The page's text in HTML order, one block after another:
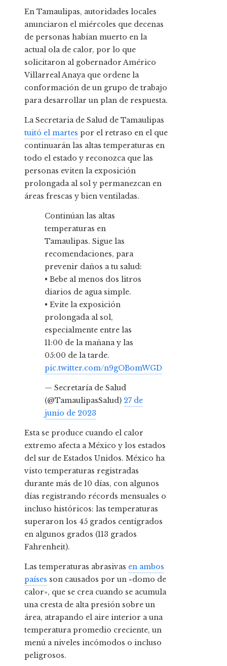
En Tamaulipas, autoridades locales
anunciaron el miércoles que decenas
de personas habían muerto en la
actual ola de calor, por lo que
solicitaron al gobernador Américo
Villarreal Anaya que ordene la
conformación de un grupo de trabajo
para desarrollar un plan de respuesta.
La Secretaria de Salud de Tamaulipas
tuitó el martes por el retraso en el que
continuarán las altas temperaturas en
todo el estado y reconozca que las
personas eviten la exposición
prolongada al sol y permanezcan en
áreas frescas y bien ventiladas.
Continúan las altas
temperaturas en
Tamaulipas. Sigue las
recomendaciones, para
prevenir daños a tu salud:
• Bebe al menos dos litros
diarios de agua simple.
• Evite la exposición
prolongada al sol,
especialmente entre las
11:00 de la mañana y las
05:00 de la tarde.
pic.twitter.com/n9gOBomWGD
— Secretaría de Salud
(@TamaulipasSalud) 27 de
junio de 2023
Esta se produce cuando el calor
extremo afecta a México y los estados
del sur de Estados Unidos. México ha
visto temperaturas registradas
durante más de 10 días, con algunos
días registrando récords mensuales o
incluso históricos: las temperaturas
superaron los 45 grados centígrados
en algunos grados (113 grados
Fahrenheit).
Las temperaturas abrasivas en ambos
países son causados ​​por un «domo de
calor», que se crea cuando se acumula
una cresta de alta presión sobre un
área, atrapando el aire interior a una
temperatura promedio creciente, un
menú a niveles incómodos o incluso
peligrosos.